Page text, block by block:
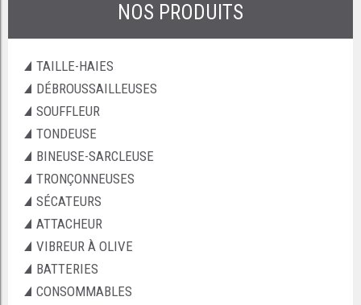
NOS PRODUITS
TAILLE-HAIES
DÉBROUSSAILLEUSES
SOUFFLEUR
TONDEUSE
BINEUSE-SARCLEUSE
TRONÇONNEUSES
SÉCATEURS
ATTACHEUR
VIBREUR À OLIVE
BATTERIES
CONSOMMABLES